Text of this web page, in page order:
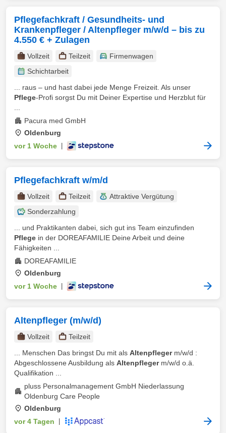
Pflegefachkraft / Gesundheits- und
Krankenpfleger / Altenpfleger m/w/d – bis zu
4.550 € + Zulagen
Vollzeit Teilzeit
Firmenwagen
Schichtarbeit
... raus – und hast dabei jede Menge Freizeit. Als unser
Pflege-Profi sorgst Du mit Deiner Expertise und Herzblut für
Pacura med GmbH
Oldenburg
vor 1 Woche
Pflegefachkraft w/m/d
Vollzeit Teilzeit
Attraktive Vergütung
Sonderzahlung
... und Praktikanten dabei, sich gut ins Team einzufinden
Pflege in der DOREAFAMILIE Deine Arbeit und deine
Fähigkeiten ...
DOREAFAMILIE
Oldenburg
vor 1 Woche
Altenpfleger (m/w/d)
Vollzeit
Teilzeit
... Menschen Das bringst Du mit als Altenpflegerm/w/d :
Abgeschlossene Ausbildung als Altenpflegerm/w/d o.ä.
Qualifikation ...
pluss Personalmanagement GmbH Niederlassung
Oldenburg Care People
Oldenburg
vor 4 Tagen